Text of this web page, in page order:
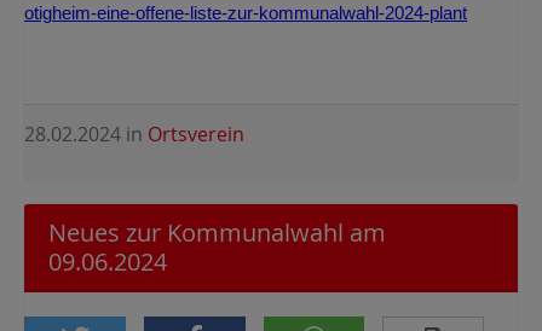
otigheim-eine-offene-liste-zur-kommunalwahl-2024-plant
28.02.2024 in Ortsverein
Neues zur Kommunalwahl am
09.06.2024